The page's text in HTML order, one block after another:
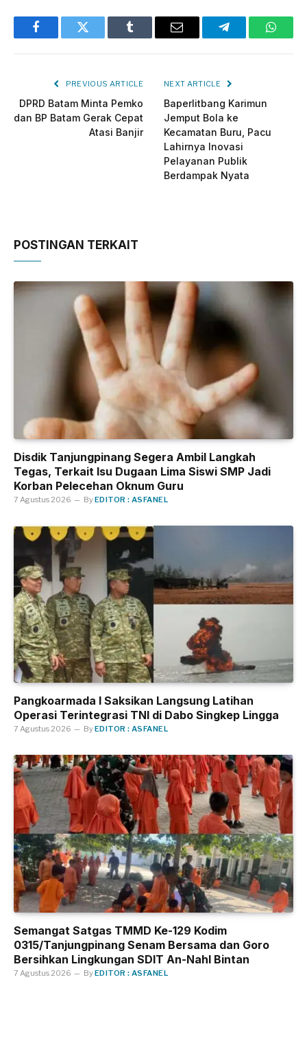
FacebookTwitter Tumblr Email Telegram
PREVIOUS ARTICLE
DPRD Batam Minta Pemko
dan BP Batam Gerak Cepat
Atasi Banjir
NEXT ARTICLE
Baperlitbang Karimun
Jemput Bola ke
Kecamatan Buru, Pacu
Lahirnya Inovasi
Pelayanan Publik
Berdampak Nyata
POSTINGAN TERKAIT
Disdik Tanjungpinang Segera Ambil Langkah
Tegas, Terkait Isu Dugaan Lima Siswi SMP Jadi
Korban Pelecehan Oknum Guru
7 Agustus 2026 ByEDITOR : ASFANEL
Pangkoarmada I Saksikan Langsung Latihan
Operasi Terintegrasi TNI di Dabo Singkep Lingga
7 Agustus 2026 ByEDITOR : ASFANEL
Semangat Satgas TMMD Ke-129 Kodim
0315/Tanjungpinang Senam Bersama dan Goro
Bersihkan Lingkungan SDIT An-Nahl Bintan
7 Agustus 2026 ByEDITOR : ASFANEL